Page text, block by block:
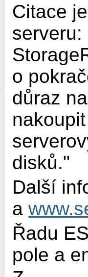
Citace
serveru:
o
důraz
disků."
Další
a
Řadu
pole a